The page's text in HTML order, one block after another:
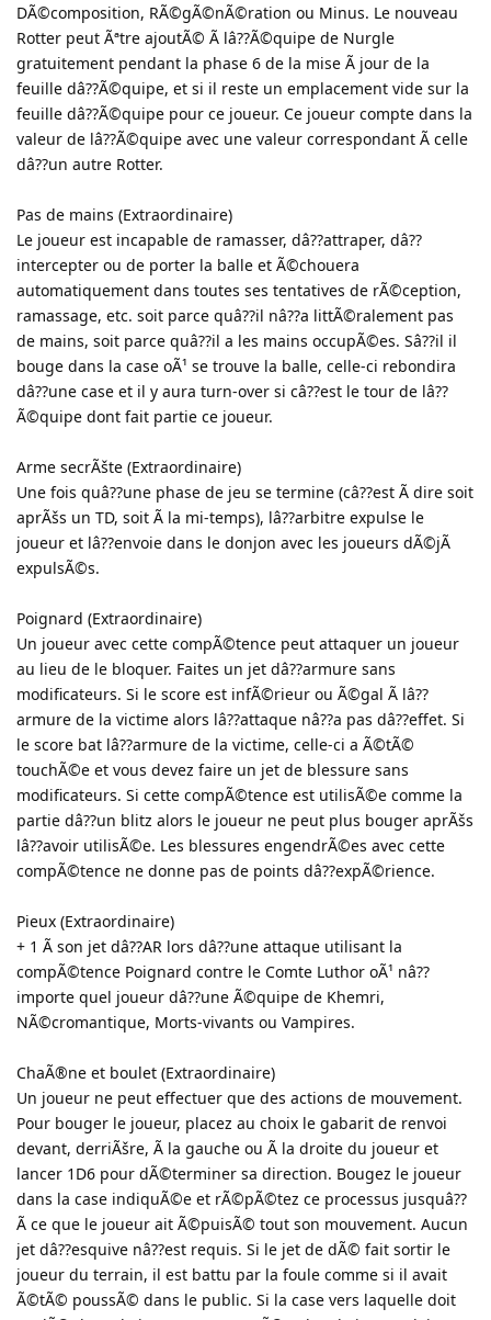
DÃ©composition, RÃ©gÃ©nÃ©ration ou Minus. Le nouveau
Rotter peut Ãªtre ajoutÃ© Ã lâ??Ã©quipe de Nurgle
gratuitement pendant la phase 6 de la mise Ã jour de la
feuille dâ??Ã©quipe, et si il reste un emplacement vide sur la
feuille dâ??Ã©quipe pour ce joueur. Ce joueur compte dans la
valeur de lâ??Ã©quipe avec une valeur correspondant Ã celle
dâ??un autre Rotter.
Pas de mains (Extraordinaire)
Le joueur est incapable de ramasser, dâ??attraper, dâ??
intercepter ou de porter la balle et Ã©chouera
automatiquement dans toutes ses tentatives de rÃ©ception,
ramassage, etc. soit parce quâ??il nâ??a littÃ©ralement pas
de mains, soit parce quâ??il a les mains occupÃ©es. Sâ??il il
bouge dans la case oÃ¹ se trouve la balle, celle-ci rebondira
dâ??une case et il y aura turn-over si câ??est le tour de lâ??
Ã©quipe dont fait partie ce joueur.
Arme secrÃšte (Extraordinaire)
Une fois quâ??une phase de jeu se termine (câ??est Ã dire soit
aprÃšs un TD, soit Ã la mi-temps), lâ??arbitre expulse le
joueur et lâ??envoie dans le donjon avec les joueurs dÃ©jÃ
expulsÃ©s.
Poignard (Extraordinaire)
Un joueur avec cette compÃ©tence peut attaquer un joueur
au lieu de le bloquer. Faites un jet dâ??armure sans
modificateurs. Si le score est infÃ©rieur ou Ã©gal Ã lâ??
armure de la victime alors lâ??attaque nâ??a pas dâ??effet. Si
le score bat lâ??armure de la victime, celle-ci a Ã©tÃ©
touchÃ©e et vous devez faire un jet de blessure sans
modificateurs. Si cette compÃ©tence est utilisÃ©e comme la
partie dâ??un blitz alors le joueur ne peut plus bouger aprÃšs
lâ??avoir utilisÃ©e. Les blessures engendrÃ©es avec cette
compÃ©tence ne donne pas de points dâ??expÃ©rience.
Pieux (Extraordinaire)
+ 1 Ã son jet dâ??AR lors dâ??une attaque utilisant la
compÃ©tence Poignard contre le Comte Luthor oÃ¹ nâ??
importe quel joueur dâ??une Ã©quipe de Khemri,
NÃ©cromantique, Morts-vivants ou Vampires.
ChaÃ®ne et boulet (Extraordinaire)
Un joueur ne peut effectuer que des actions de mouvement.
Pour bouger le joueur, placez au choix le gabarit de renvoi
devant, derriÃšre, Ã la gauche ou Ã la droite du joueur et
lancer 1D6 pour dÃ©terminer sa direction. Bougez le joueur
dans la case indiquÃ©e et rÃ©pÃ©tez ce processus jusquâ??
Ã ce que le joueur ait Ã©puisÃ© tout son mouvement. Aucun
jet dâ??esquive nâ??est requis. Si le jet de dÃ© fait sortir le
joueur du terrain, il est battu par la foule comme si il avait
Ã©tÃ© poussÃ© dans le public. Si la case vers laquelle doit